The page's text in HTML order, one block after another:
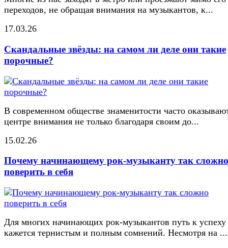
переходов, не обращая внимания на музыкантов, к...
17.03.26
Скандальные звёзды: на самом ли деле они такие
порочные?
В современном обществе знаменитости часто
центре внимания не только благодаря своим до...
15.02.26
Почему начинающему рок-музыканту так сложно
поверить в себя
Для многих начинающих рок-музыкантов путь к успеху
кажется тернистым и полным сомнений. Несмотря на ...